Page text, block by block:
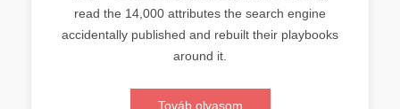
read the 14,000 attributes the search engine
accidentally published and rebuilt their playbooks
around it.
Továb olvasom